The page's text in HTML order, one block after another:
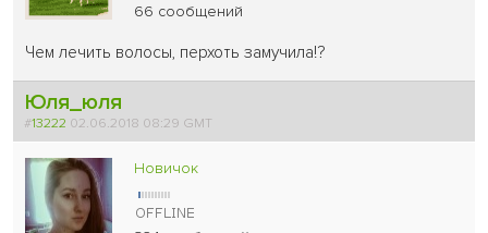
66 сообщений
Чем лечить волосы, перхоть замучила!?
Юля_юля
#13222 02.06.2018 08:29 GMT
Новичок